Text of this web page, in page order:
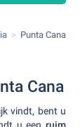
Punta Cana
Cana
vindt, bent u